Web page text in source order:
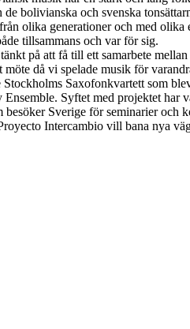
bolivianska och svenska
olika generationer och med olika
tillsammans och var för sig.
på att få till ett samarbete
då vi spelade musik för
Saxofonkvartett som
Syftet med projektet har
Sverige för seminarier och
Intercambio vill bana nya